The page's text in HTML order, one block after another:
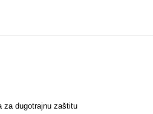
za dugotrajnu zaštitu